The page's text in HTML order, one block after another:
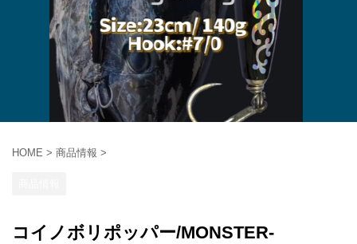
HOME > 商品情報 >
コイノボリポッパー/MONSTER-